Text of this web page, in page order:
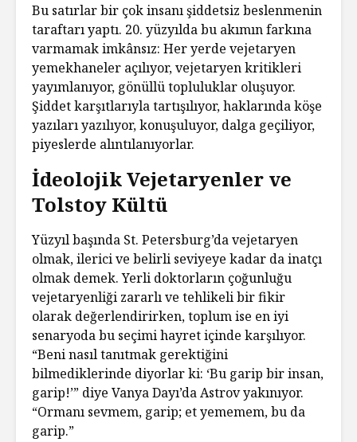
Bu satırlar bir çok insanı şiddetsiz beslenmenin
taraftarı yaptı. 20. yüzyılda bu akımın farkına
varmamak imkânsız: Her yerde vejetaryen
yemekhaneler açılıyor, vejetaryen kritikleri
yayımlanıyor, gönüllü topluluklar oluşuyor.
Şiddet karşıtlarıyla tartışılıyor, haklarında köşe
yazıları yazılıyor, konuşuluyor, dalga geçiliyor,
piyeslerde alıntılanıyorlar.
İdeolojik Vejetaryenler ve
Tolstoy Kültü
Yüzyıl başında St. Petersburg’da vejetaryen
olmak, ilerici ve belirli seviyeye kadar da inatçı
olmak demek. Yerli doktorların çoğunluğu
vejetaryenliği zararlı ve tehlikeli bir fikir
olarak değerlendirirken, toplum ise en iyi
senaryoda bu seçimi hayret içinde karşılıyor.
“Beni nasıl tanıtmak gerektiğini
bilmediklerinde diyorlar ki: ‘Bu garip bir insan,
garip!’” diye Vanya Dayı’da Astrov yakınıyor.
“Ormanı sevmem, garip; et yememem, bu da
garip.”